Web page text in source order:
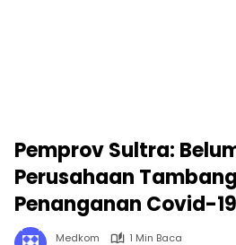
Pemprov Sultra:
Perusahaan
Penanganan Covid-19
Medkom
1 Min Baca